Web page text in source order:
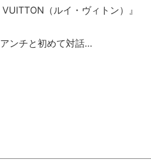
（ルイ・ヴィトン）』
ンチと初めて対話
のプレゼント」というタイトル